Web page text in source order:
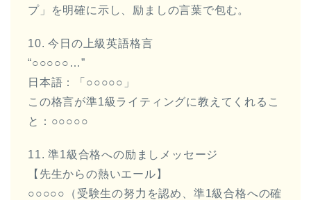
プ」を明確に示し、励ましの言葉で包む。
10. 今日の上級英語格言
“○○○○○…”
日本語：「○○○○○」
この格言が準1級ライティングに教えてくれるこ
と：○○○○○
11. 準1級合格への励ましメッセージ
【先生からの熱いエール】
○○○○○（受験生の努力を認め、準1級合格への確